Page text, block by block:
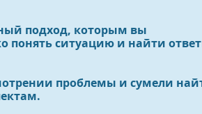
подход, которым вы
понять ситуацию и найти
проблемы и сумели